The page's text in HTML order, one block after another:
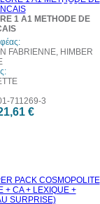
10%
1 A1 METHODE DE
FABRIENNE, HIMBER
711269-3
€